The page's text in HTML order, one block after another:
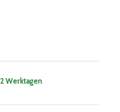
Werktagen